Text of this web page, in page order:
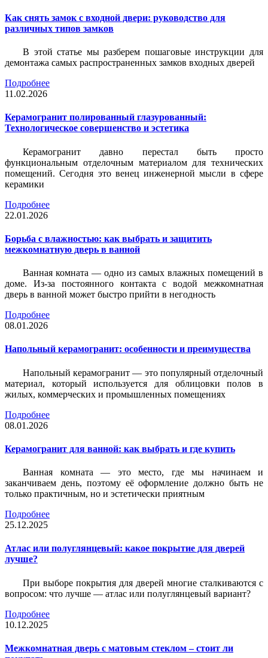
Как снять замок с входной двери: руководство для
различных типов замков
В этой статье мы разберем пошаговые инструкции для
демонтажа самых распространенных замков входных дверей
Подробнее
11.02.2026
Керамогранит полированный глазурованный:
Технологическое совершенство и эстетика
Керамогранит давно перестал быть просто
функциональным отделочным материалом для технических
помещений. Сегодня это венец инженерной мысли в сфере
керамики
Подробнее
22.01.2026
Борьба с влажностью: как выбрать и защитить
межкомнатную дверь в ванной
Ванная комната — одно из самых влажных помещений в
доме. Из-за постоянного контакта с водой межкомнатная
дверь в ванной может быстро прийти в негодность
Подробнее
08.01.2026
Напольный керамогранит: особенности и преимущества
Напольный керамогранит — это популярный отделочный
материал, который используется для облицовки полов в
жилых, коммерческих и промышленных помещениях
Подробнее
08.01.2026
Керамогранит для ванной: как выбрать и где купить
Ванная комната — это место, где мы начинаем и
заканчиваем день, поэтому её оформление должно быть не
только практичным, но и эстетически приятным
Подробнее
25.12.2025
Атлас или полуглянцевый: какое покрытие для дверей
лучше?
При выборе покрытия для дверей многие сталкиваются с
вопросом: что лучше — атлас или полуглянцевый вариант?
Подробнее
10.12.2025
Межкомнатная дверь с матовым стеклом – стоит ли